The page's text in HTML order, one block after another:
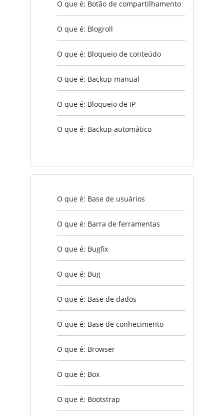
O que é: Botão de compartilhamento
O que é: Blogroll
O que é: Bloqueio de conteúdo
O que é: Backup manual
O que é: Bloqueio de IP
O que é: Backup automático
O que é: Base de usuários
O que é: Barra de ferramentas
O que é: Bugfix
O que é: Bug
O que é: Base de dados
O que é: Base de conhecimento
O que é: Browser
O que é: Box
O que é: Bootstrap